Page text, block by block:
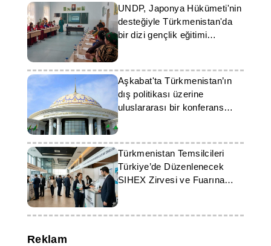
UNDP, Japonya Hükümeti'nin
desteğiyle Türkmenistan'da
bir dizi gençlik eğitimi
düzenledi
Aşkabat'ta Türkmenistan’ın
dış politikası üzerine
uluslararası bir konferans
düzenlenmektedir
Türkmenistan Temsilcileri
Türkiye’de Düzenlenecek
SIHEX Zirvesi ve Fuarına
Davet Ediliyor
Reklam